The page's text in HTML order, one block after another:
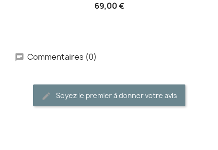
69,00 €
Commentaires (0)
Soyez le premier à donner votre avis